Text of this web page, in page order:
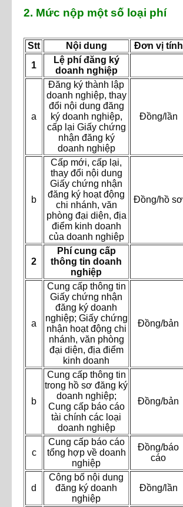
2. Mức nộp một số loại phí
Stt Nội dung Đơn vị tính
1
Lệ phí đăng ký
doanh nghiệp
a
Đăng ký thành lập
doanh nghiệp, thay
đổi nội dung đăng
ký doanh nghiệp,
cấp lại Giấy chứng
nhận đăng ký
doanh nghiệp
Đồng/lần
b
Cấp mới, cấp lại,
thay đổi nội dung
Giấy chứng nhận
đăng ký hoạt động
chi nhánh, văn
phòng đại diện, địa
điểm kinh doanh
của doanh nghiệp
Đồng/hồ sơ
2
Phí cung cấp
thông tin doanh
nghiệp
a
Cung cấp thông tin
Giấy chứng nhận
đăng ký doanh
nghiệp; Giấy chứng
nhận hoạt động chi
nhánh, văn phòng
đại diện, địa điểm
kinh doanh
Đồng/bản
b
Cung cấp thông tin
trong hồ sơ đăng ký
doanh nghiệp;
Cung cấp báo cáo
tài chính các loại
doanh nghiệp
Đồng/bản
c
Cung cấp báo cáo
tổng hợp về doanh
nghiệp
Đồng/báo
cáo
d
Công bố nội dung
đăng ký doanh
nghiệp
Đồng/lần